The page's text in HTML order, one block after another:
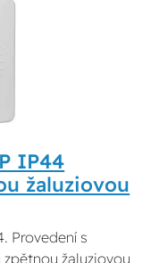
IP44
žaluziovou
Provedení s
žaluziovou